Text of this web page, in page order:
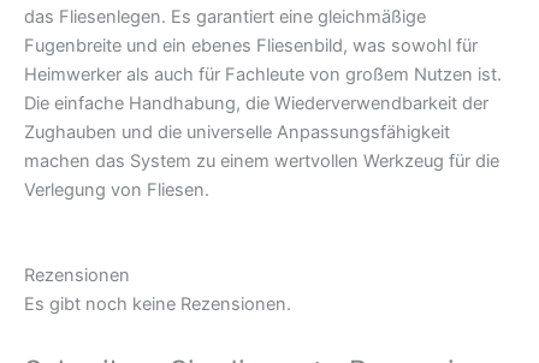
das Fliesenlegen. Es garantiert eine gleichmäßige
Fugenbreite und ein ebenes Fliesenbild, was sowohl für
Heimwerker als auch für Fachleute von großem Nutzen ist.
Die einfache Handhabung, die Wiederverwendbarkeit der
Zughauben und die universelle Anpassungsfähigkeit
machen das System zu einem wertvollen Werkzeug für die
Verlegung von Fliesen.
Rezensionen
Es gibt noch keine Rezensionen.